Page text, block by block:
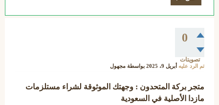
0
تصويتات
تم الرد عليه أبريل 9، 2025 بواسطة مجهول
متجر بركة المتحدون : وجهتك الموثوقة لشراء مستلزمات
مازدا الأصلية في السعودية